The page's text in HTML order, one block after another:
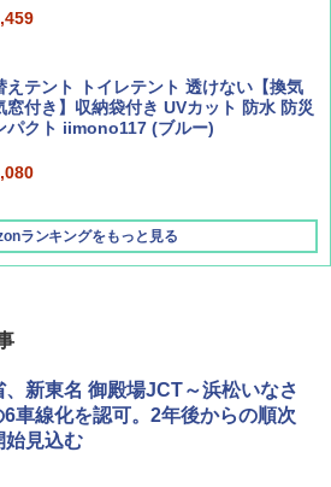
ンパーズコレクション 山善] 傘みたいに
るだけ パッとサッとテント キューブワ
ブラックコーティング フルクローズ メ
150B エクルベージュ
えテント トイレテント 透けない【換気
窓付き】収納袋付き UVカット 防水 防災
パクト iimono117 (ブルー)
ランキングをもっと見る
、新東名 御殿場JCT～浜松いなさ
車線化を認可。2年後からの順次
始見込む